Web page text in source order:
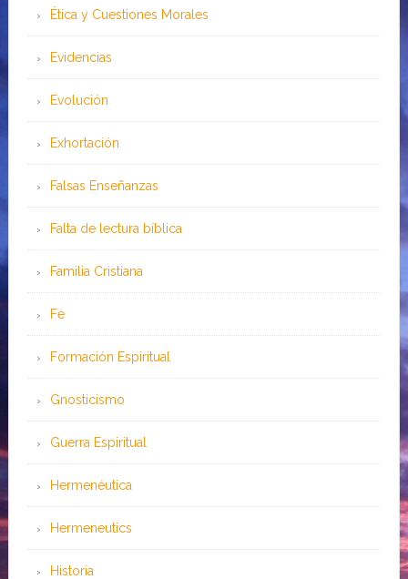
Ética y Cuestiones Morales
Evidencias
Evolución
Exhortación
Falsas Enseñanzas
Falta de lectura bíblica
Familia Cristiana
Fe
Formación Espiritual
Gnosticismo
Guerra Espiritual
Hermenéutica
Hermeneutics
Historia